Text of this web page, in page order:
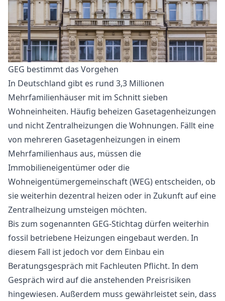
GEG bestimmt das Vorgehen
In Deutschland gibt es rund 3,3 Millionen
Mehrfamilienhäuser mit im Schnitt sieben
Wohneinheiten. Häufig beheizen Gasetagenheizungen
und nicht Zentralheizungen die Wohnungen. Fällt eine
von mehreren Gasetagenheizungen in einem
Mehrfamilienhaus aus, müssen die
Immobilieneigentümer oder die
Wohneigentümergemeinschaft (WEG) entscheiden, ob
sie weiterhin dezentral heizen oder in Zukunft auf eine
Zentralheizung umsteigen möchten.
Bis zum sogenannten GEG-Stichtag dürfen weiterhin
fossil betriebene Heizungen eingebaut werden. In
diesem Fall ist jedoch vor dem Einbau ein
Beratungsgespräch mit Fachleuten Pflicht. In dem
Gespräch wird auf die anstehenden Preisrisiken
hingewiesen. Außerdem muss gewährleistet sein, dass